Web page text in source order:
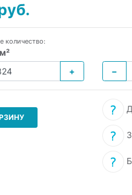
количество:
м²
+
−